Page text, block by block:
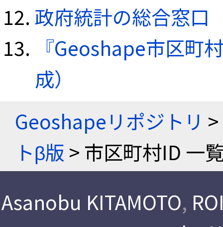
政府統計の総合窓口
『Geoshape市区町
成）
Geoshapeリポジトリ >
トβ版 > 市区町村ID 一
Asanobu KITAMOTO,